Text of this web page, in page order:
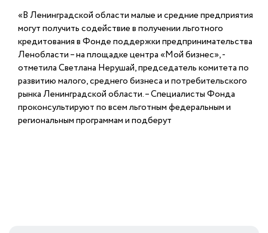
«В Ленинградской области малые и средние предприятия
могут получить содействие в получении льготного
кредитования в Фонде поддержки предпринимательства
Ленобласти – на площадке центра «Мой бизнес», -
отметила Светлана Нерушай, председатель комитета по
развитию малого, среднего бизнеса и потребительского
рынка Ленинградской области. – Специалисты Фонда
проконсультируют по всем льготным федеральным и
региональным программам и подберут